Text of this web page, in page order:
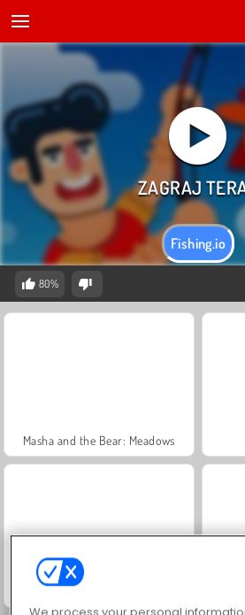
Fishing.io
80%
Masha and the Bear: Meadows